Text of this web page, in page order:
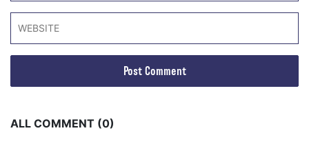
ALL COMMENT (0)